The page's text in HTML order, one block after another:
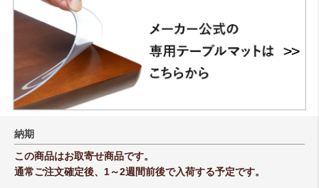
納期
この商品はお取寄せ商品です。
通常ご注文確定後、1～2週間前後で入荷する予定です。